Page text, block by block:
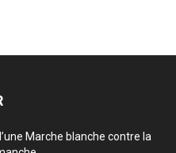
Marche blanche contre la